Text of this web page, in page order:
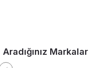
Aradığınız Markalar